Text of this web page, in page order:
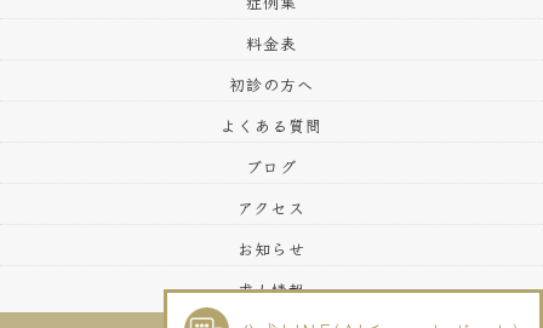
料金表
初診の方へ
よくある質問
ブログ
アクセス
お知らせ
求人情報